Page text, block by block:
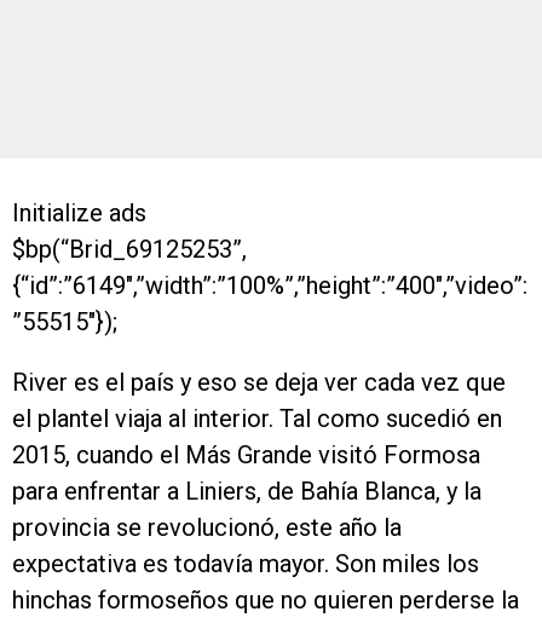
Initialize ads
$bp(“Brid_69125253”,
{“id”:”6149″,”width”:”100%”,”height”:”400″,”video”:
”55515″});
River es el país y eso se deja ver cada vez que
el plantel viaja al interior. Tal como sucedió en
2015, cuando el Más Grande visitó Formosa
para enfrentar a Liniers, de Bahía Blanca, y la
provincia se revolucionó, este año la
expectativa es todavía mayor. Son miles los
hinchas formoseños que no quieren perderse la